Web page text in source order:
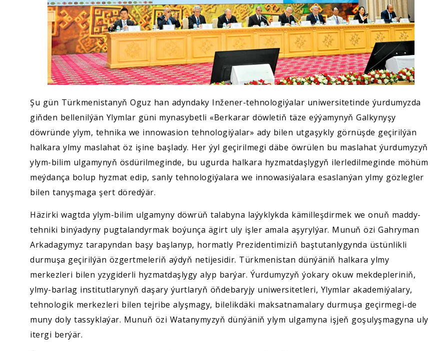
Sport
Şu gün Türkmenistanyň Oguz han adyndaky Inžener-tehnologiýalar uniwersitetinde ýurdumyzda
giňden bellenilýän Ylymlar güni mynasybetli «Berkarar döwletiň täze eýýamynyň Galkynyşy
döwründe ylym, tehnika we innowasion tehnologiýalar» ady bilen utgaşykly görnüşde geçirilýän
halkara ylmy maslahat öz işine başlady. Her ýyl geçirilmegi däbe öwrülen bu maslahat ýurdumyzyň
ylym-bilim ulgamynyň ösdürilmeginde, bu ugurda halkara hyzmatdaşlygyň ilerledilmeginde möhüm
meýdança bolup hyzmat edip, sanly tehnologiýalara we innowasiýalara esaslanýan ylmy gözlegler
bilen tanyşmaga şert döredýär.
Häzirki wagtda ylym-bilim ulgamyny döwrüň talabyna laýyklykda kämilleşdirmek we onuň maddy-
tehniki binýadyny pugtalandyrmak boýunça ägirt uly işler amala aşyrylýar. Munuň özi Gahryman
Arkadagymyz tarapyndan başy başlanyp, hormatly Prezidentimiziň baştutanlygynda üstünlikli
durmuşa geçirilýän özgertmeleriň aýdyň netijesidir. Türkmenistan dünýäniň halkara ylmy
merkezleri bilen yzygiderli hyzmatdaşlygy alyp barýar. Ýurdumyzyň ýokary okuw mekdepleriniň,
ylmy-barlag institutlarynyň daşary ýurtlaryň öňdebaryjy uniwersitetleri, Ylymlar akademiýalary,
tehnologik merkezleri bilen tejribe alyşmagy, bilelikdäki maksatnamalary durmuşa geçirmegi-de
muny doly tassyklaýar. Munuň özi Watanymyzyň dünýäniň ylym ulgamyna işjeň goşulyşmagyna uly
itergi berýär.